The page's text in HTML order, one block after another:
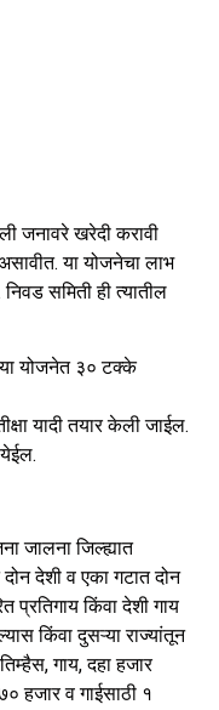
जनावरे खरेदी करावी
या योजनेचा लाभ
समिती ही त्यातील
योजनेत ३० टक्के
यादी तयार केली जाईल.
येईल.
जालना जिल्ह्यात
देशी व एका गटात दोन
किंवा देशी गाय
किंवा दुसऱ्या राज्यांतून
गाय, दहा हजार
हजार व गाईसाठी १